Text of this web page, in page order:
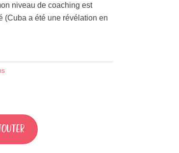
niveau de coaching est
(Cuba a été une révélation en